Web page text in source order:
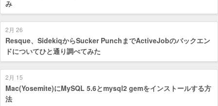
み
2月 26
Resque、SidekiqからSucker PunchまでActiveJobのバックエン
ドについてひと通り調べてみた
2月 15
Mac(Yosemite)にMySQL 5.6とmysql2 gemをインストールする方
法